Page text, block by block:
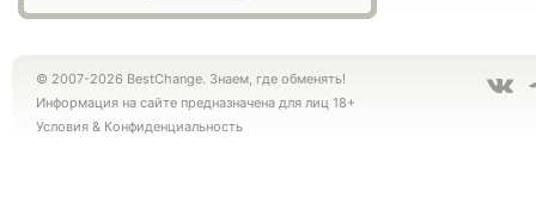
© 2007-2026 BestChange. Знаем, где обменять!
Информация на сайте предназначена для лиц 18+
Условия & Конфиденциальность